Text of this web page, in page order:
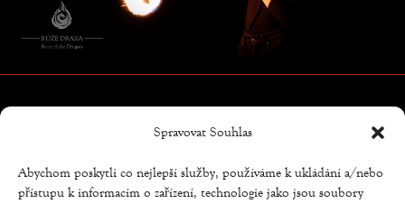
Spravovat Souhlas
Abychom poskytli co nejlepší služby, používáme k ukládání a/nebo
přístupu k informacím o zařízení, technologie jako jsou soubory
Copyright © Weiron Dynamics, s.r.o. |